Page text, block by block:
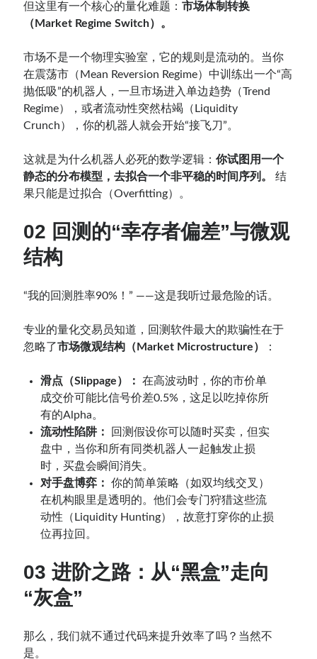
但这里有一个核心的量化难题：市场体制转换
（Market Regime Switch）。
市场不是一个物理实验室，它的规则是流动的。当你
在震荡市（Mean Reversion Regime）中训练出一个“高
抛低吸”的机器人，一旦市场进入单边趋势（Trend
Regime），或者流动性突然枯竭（Liquidity
Crunch），你的机器人就会开始“接飞刀”。
这就是为什么机器人必死的数学逻辑：你试图用一个
静态的分布模型，去拟合一个非平稳的时间序列。
结
果只能是过拟合（Overfitting）。
02 回测的“幸存者偏差”与微观
结构
“我的回测胜率90%！” ——这是我听过最危险的话。
专业的量化交易员知道，回测软件最大的欺骗性在于
忽略了市场微观结构（Market Microstructure） ：
滑点（Slippage）：
在高波动时，你的市价单
成交价可能比信号价差0.5%，这足以吃掉你所
有的Alpha。
流动性陷阱：
回测假设你可以随时买卖，但实
盘中，当你和所有同类机器人一起触发止损
时，买盘会瞬间消失。
对手盘博弈：
你的简单策略（如双均线交叉）
在机构眼里是透明的。他们会专门狩猎这些流
动性（Liquidity Hunting），故意打穿你的止损
位再拉回。
03 进阶之路：从“黑盒”走向
“灰盒”
那么，我们就不通过代码来提升效率了吗？当然不
是。